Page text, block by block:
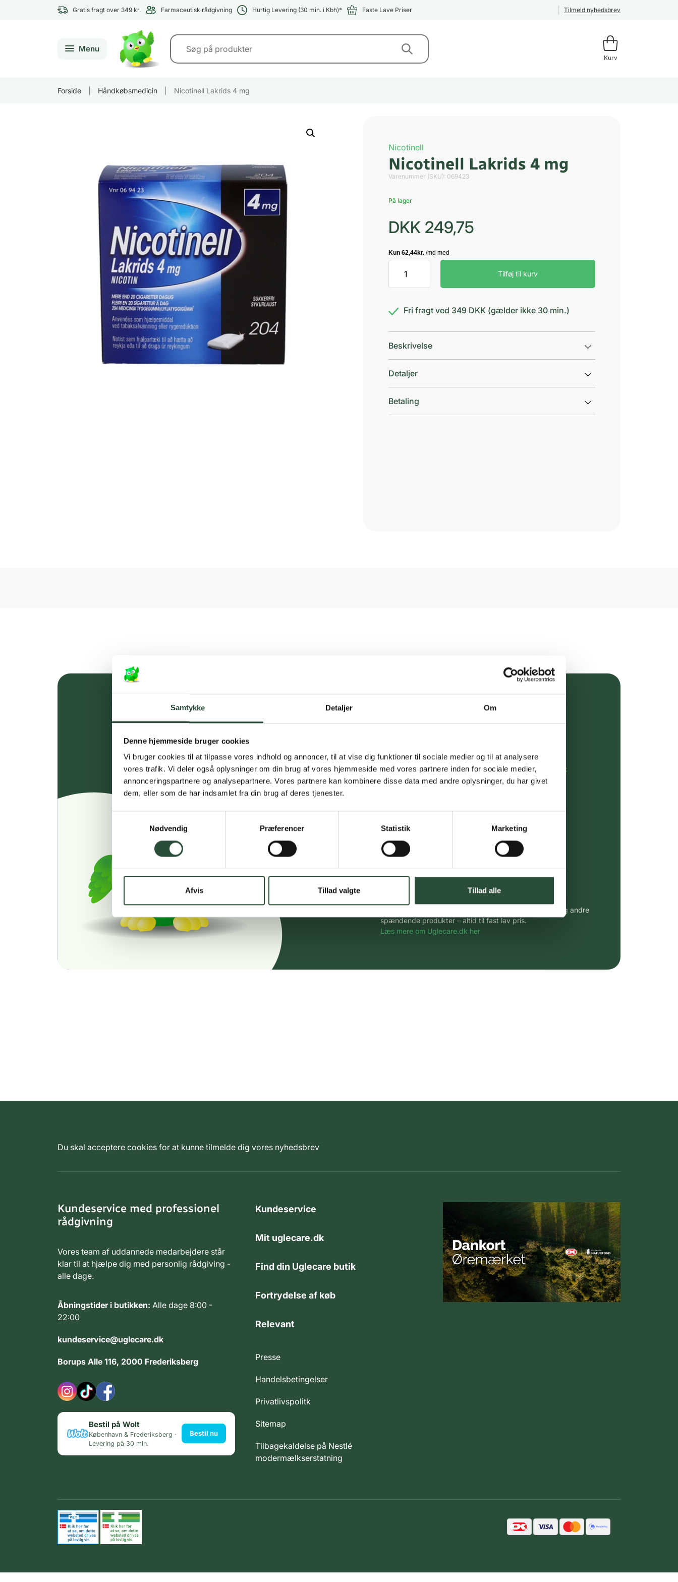
Samtykke Detaljer Om
Denne hjemmeside bruger cookies
Vi bruger cookies til at tilpasse vores indhold og annoncer, til at vise dig funktioner til sociale medier og til at analysere
vores trafik. Vi deler også oplysninger om din brug af vores hjemmeside med vores partnere inden for sociale medier,
annonceringspartnere og analysepartnere. Vores partnere kan kombinere disse data med andre oplysninger, du har givet
dem, eller som de har indsamlet fra din brug af deres tjenester.
Nødvendig
Præferencer Statistik Marketing
Afvis Tillad valgte Tillad alle
Gratis fragt over 349 kr. Farmaceutisk rådgivning Hurtig Levering (30 min. i Kbh)* Faste Lave Priser Tilmeld nyhedsbrev
Menu
Kurv
Forside Håndkøbsmedicin Nicotinell Lakrids 4 mg
Nicotinell
Nicotinell Lakrids 4 mg
Varenummer (SKU): 069423
På lager
DKK 249,75
Lakrids
4
antal
Tilføj til kurv
Fri fragt ved 349 DKK (gælder ikke 30 min.)
Beskrivelse
Detaljer
Betaling
Gratis fragt over 349 kr.
Gælder ikke hjemmelevering
Personlig rådgivning
Få hjælp til din webordre på:kundeservice@uglecare.dk
Faste lave priser*
Stort udvalg af kendte produkter
Vi tilbyder et stort udvalg af kendte cremer, vitaminer og andre
spændende produkter – altid til fast lav pris.
Læs mere om Uglecare.dk her
Du skal acceptere cookies for at kunne tilmelde dig vores nyhedsbrev
Kundeservice med professionel
rådgivning
Vores team af uddannede medarbejdere står
klar til at hjælpe dig med personlig rådgiving -
alle dage.
Åbningstider i butikken: Alle dage 8:00 -
22:00
kundeservice@uglecare.dk
Borups Alle 116, 2000 Frederiksberg
Bestil på Wolt
København & Frederiksberg ·
Levering på 30 min.
Bestil nu
Kundeservice
Mit uglecare.dk
Find din Uglecare butik
Fortrydelse af køb
Relevant
Presse
Handelsbetingelser
Privatlivspolitk
Sitemap
Tilbagekaldelse på Nestlé
modermælkserstatning